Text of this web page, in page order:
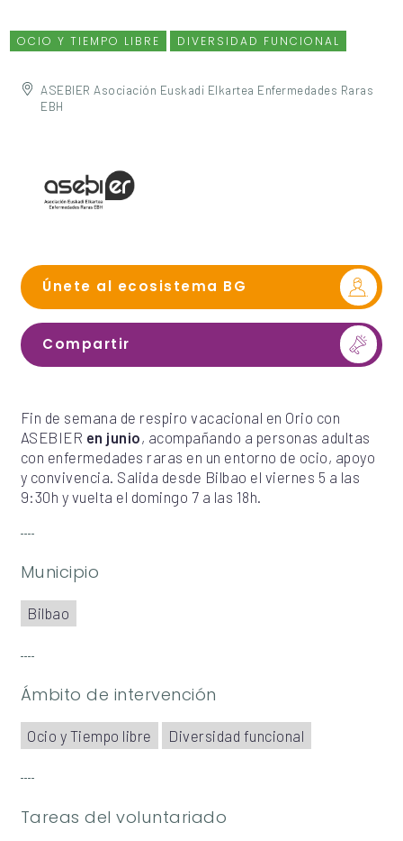
OCIO Y TIEMPO LIBRE DIVERSIDAD FUNCIONAL
ASEBIER Asociación Euskadi Elkartea Enfermedades Raras
EBH
Únete al ecosistema BG
Compartir
Fin de semana de respiro vacacional en Orio con
ASEBIER en junio , acompañando a personas adultas
con enfermedades raras en un entorno de ocio, apoyo
y convivencia. Salida desde Bilbao el viernes 5 a las
9:30h y vuelta el domingo 7 a las 18h.
Municipio
Bilbao
Ámbito de intervención
Ocio y Tiempo libre Diversidad funcional
Tareas del voluntariado